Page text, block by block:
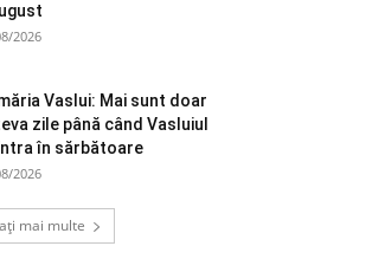
2026
Vaslui: Mai sunt doar
zile până când Vasluiul
în sărbătoare
2026
mai multe